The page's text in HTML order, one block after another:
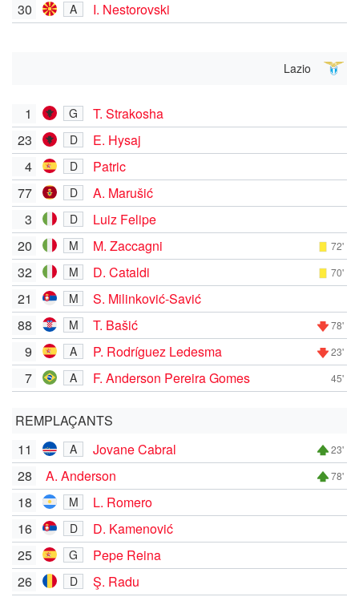
30 A I. Nestorovski
Lazio
1 G
T. Strakosha
23
D
E. Hysaj
4
D
Patric
77
D
A. Marušić
3
D
Luiz Felipe
20
M M. Zaccagni 72'
32 M D. Cataldi 70'
21 M
S. Milinković-Savić
88
M T. Bašić 78'
9 A P. Rodríguez Ledesma 23'
7 A F. Anderson Pereira Gomes 45'
REMPLAÇANTS
11
A Jovane Cabral 23'
28 A. Anderson 78'
18 M
L. Romero
16
D
D. Kamenović
25
G
Pepe Reina
26
D
Ş. Radu